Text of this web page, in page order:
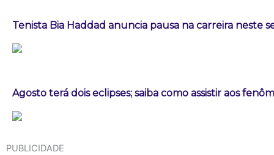
Tenista Bia Haddad anuncia pausa na carreira neste
Agosto terá dois eclipses; saiba como assistir aos
PUBLICIDADE